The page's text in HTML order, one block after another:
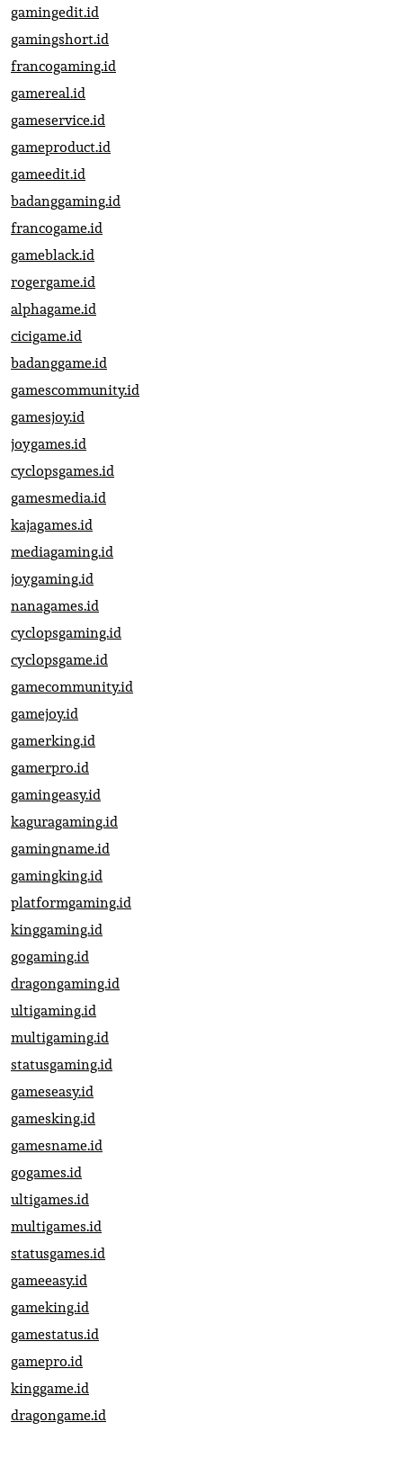
gamingedit.id
gamingshort.id
francogaming.id
gamereal.id
gameservice.id
gameproduct.id
gameedit.id
badanggaming.id
francogame.id
gameblack.id
rogergame.id
alphagame.id
cicigame.id
badanggame.id
gamescommunity.id
gamesjoy.id
joygames.id
cyclopsgames.id
gamesmedia.id
kajagames.id
mediagaming.id
joygaming.id
nanagames.id
cyclopsgaming.id
cyclopsgame.id
gamecommunity.id
gamejoy.id
gamerking.id
gamerpro.id
gamingeasy.id
kaguragaming.id
gamingname.id
gamingking.id
platformgaming.id
kinggaming.id
gogaming.id
dragongaming.id
ultigaming.id
multigaming.id
statusgaming.id
gameseasy.id
gamesking.id
gamesname.id
gogames.id
ultigames.id
multigames.id
statusgames.id
gameeasy.id
gameking.id
gamestatus.id
gamepro.id
kinggame.id
dragongame.id